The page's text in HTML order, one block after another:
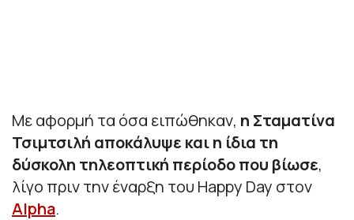
Με αφορμή τα όσα ειπώθηκαν, η Σταματίνα
Τσιμτσιλή αποκάλυψε και η ίδια τη
δύσκολη τηλεοπτική περίοδο που βίωσε,
λίγο πριν την έναρξη του Happy Day στον
Alpha.